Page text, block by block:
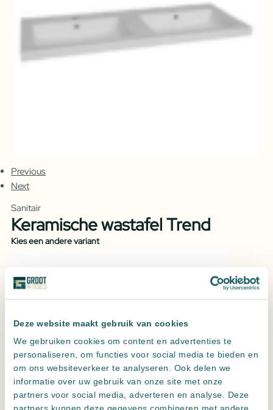
Deze website maakt gebruik van cookies
We gebruiken cookies om content en advertenties te
personaliseren, om functies voor social media te bieden en
om ons websiteverkeer te analyseren. Ook delen we
informatie over uw gebruik van onze site met onze
partners voor social media, adverteren en analyse. Deze
Previous
Next
Sanitair
Keramische wastafel Trend
Kies een andere variant
Keramische wastafel Trend Keramische wastafel classic
Uitvoering